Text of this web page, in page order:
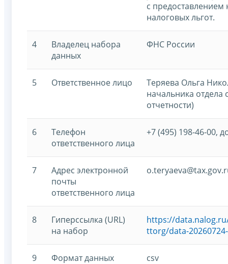
с
налоговых льгот.
4
Владелец набора
данных
ФНС России
5 Ответственное лицо
Теряева Ольга
начальника отдела
отчетности)
6
Телефон
ответственного лица
+7 (495) 198-46-00,
7
Адрес электронной
почты
ответственного лица
8
Гиперссылка (URL)
на набор
https://
ttorg/data-
9 Формат данных csv